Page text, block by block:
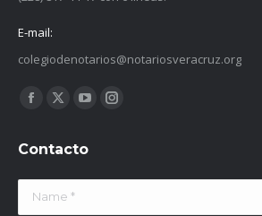
E-mail:
colegiodenotarios@notariosveracruz.org
Find us on:
Facebook
opens
in
new
X
opens
in
new
YouTube
opens
in
Instagram
in
Contacto
Name *